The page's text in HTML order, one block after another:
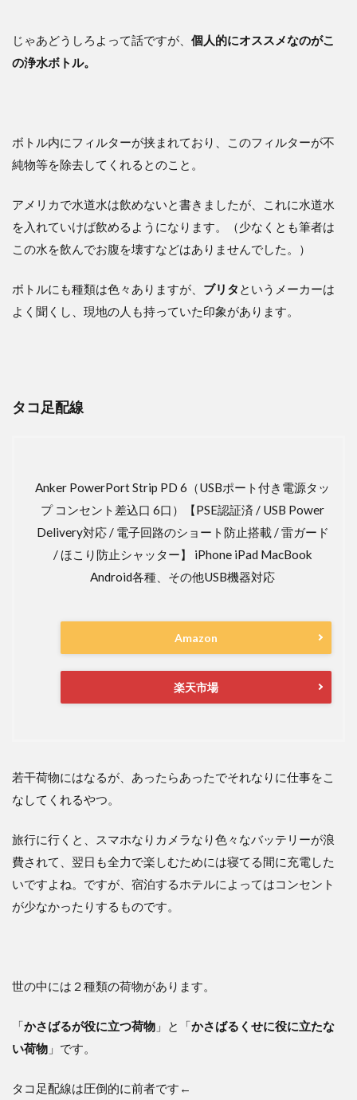
じゃあどうしろよって話ですが、 個人的にオススメなのがこ
の浄水ボトル。
ボトル内にフィルターが挟まれており、このフィルターが不
純物等を除去してくれるとのこと。
アメリカで水道水は飲めないと書きましたが、これに水道水
を入れていけば飲めるようになります。（少なくとも筆者は
この水を飲んでお腹を壊すなどはありませんでした。）
ボトルにも種類は色々ありますが、 ブリタ というメーカーは
よく聞くし、現地の人も持っていた印象があります。
タコ足配線
Anker PowerPort Strip PD 6（USBポート付き電源タッ
プ コンセント差込口 6口）【PSE認証済 / USB Power
Delivery対応 / 電子回路のショート防止搭載 / 雷ガード
/ ほこり防止シャッター】 iPhone iPad MacBook
Android各種、その他USB機器対応
Amazon
楽天市場
若干荷物にはなるが、あったらあったでそれなりに仕事をこ
なしてくれるやつ。
旅行に行くと、スマホなりカメラなり色々なバッテリーが浪
費されて、翌日も全力で楽しむためには寝てる間に充電した
いですよね。ですが、宿泊するホテルによってはコンセント
が少なかったりするものです。
世の中には２種類の荷物があります。
「かさばるが役に立つ荷物 」と「かさばるくせに役に立たな
い荷物 」です。
タコ足配線は圧倒的に前者です←